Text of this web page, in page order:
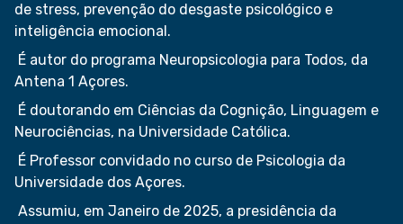
de stress, prevenção do desgaste psicológico e
inteligência emocional.
É autor do programa Neuropsicologia para Todos, da
Antena 1 Açores.
É doutorando em Ciências da Cognição, Linguagem e
Neurociências, na Universidade Católica.
É Professor convidado no curso de Psicologia da
Universidade dos Açores.
Assumiu, em Janeiro de 2025, a presidência da